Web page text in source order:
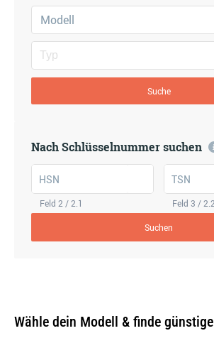
Modell
Suche
Nach Schlüsselnummer suchen
HSN
Feld 2 / 2.1
TSN
Feld 3 / 2.2
Suchen
Wähle dein Modell & finde